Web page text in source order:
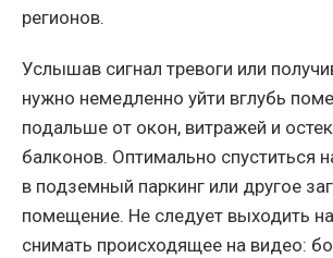
регионов.
Услышав сигнал тревоги или
нужно немедленно уйти вглубь
подальше от окон, витражей и
балконов. Оптимально спуститься
в подземный паркинг или другое
помещение. Не следует выходить
снимать происходящее на видео: